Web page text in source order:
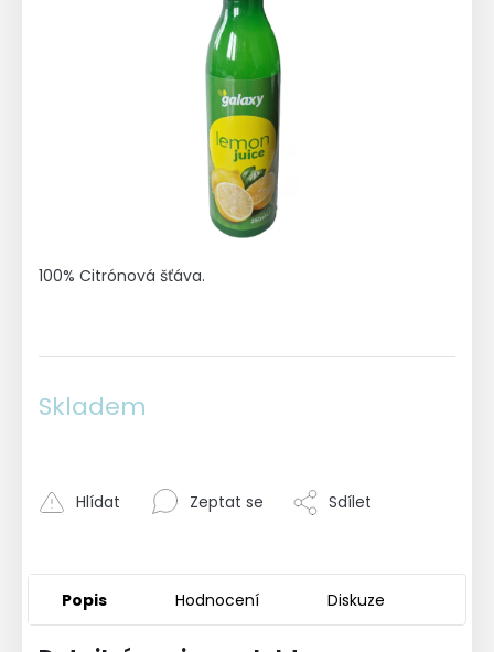
Skladem
100% Citrónová šťáva.
Zeptat se
Hlídat Sdílet
Popis Hodnocení Diskuze